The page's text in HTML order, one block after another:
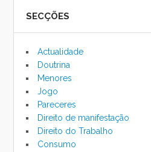
SECÇÕES
Actualidade
Doutrina
Menores
Jogo
Pareceres
Direito de manifestação
Direito do Trabalho
Consumo